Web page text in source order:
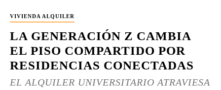
VIVIENDA ALQUILER
LA GENERACIÓN Z CAMBIA
EL PISO COMPARTIDO POR
RESIDENCIAS CONECTADAS
EL ALQUILER UNIVERSITARIO ATRAVIESA